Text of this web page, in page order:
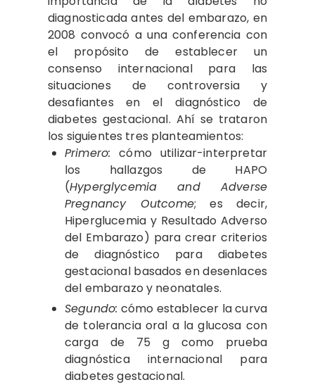
diagnosticada antes del embarazo, en
2008 convocó a una conferencia con
el propósito de establecer un
consenso internacional para las
situaciones de controversia y
desafiantes en el diagnóstico de
diabetes gestacional. Ahí se trataron
los siguientes tres planteamientos:
Primero: cómo utilizar-interpretar
los hallazgos de HAPO
(Hyperglycemia and Adverse
Pregnancy Outcome; es decir,
Hiperglucemia y Resultado Adverso
del Embarazo) para crear criterios
de diagnóstico para diabetes
gestacional basados ​​en desenlaces
del embarazo y neonatales.
Segundo: cómo establecer la curva
de tolerancia oral a la glucosa con
carga de 75 g como prueba
diagnóstica internacional para
diabetes gestacional.